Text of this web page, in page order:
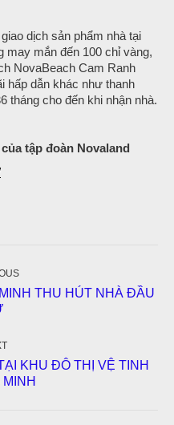
dịch sản phẩm nhà tại
may mắn đến 100 chỉ vàng,
NovaBeach Cam Ranh
hấp dẫn khác như thanh
tháng cho đến khi nhận nhà.
tập đoàn Novaland
THU HÚT NHÀ ĐẦU
KHU ĐÔ THỊ VỆ TINH